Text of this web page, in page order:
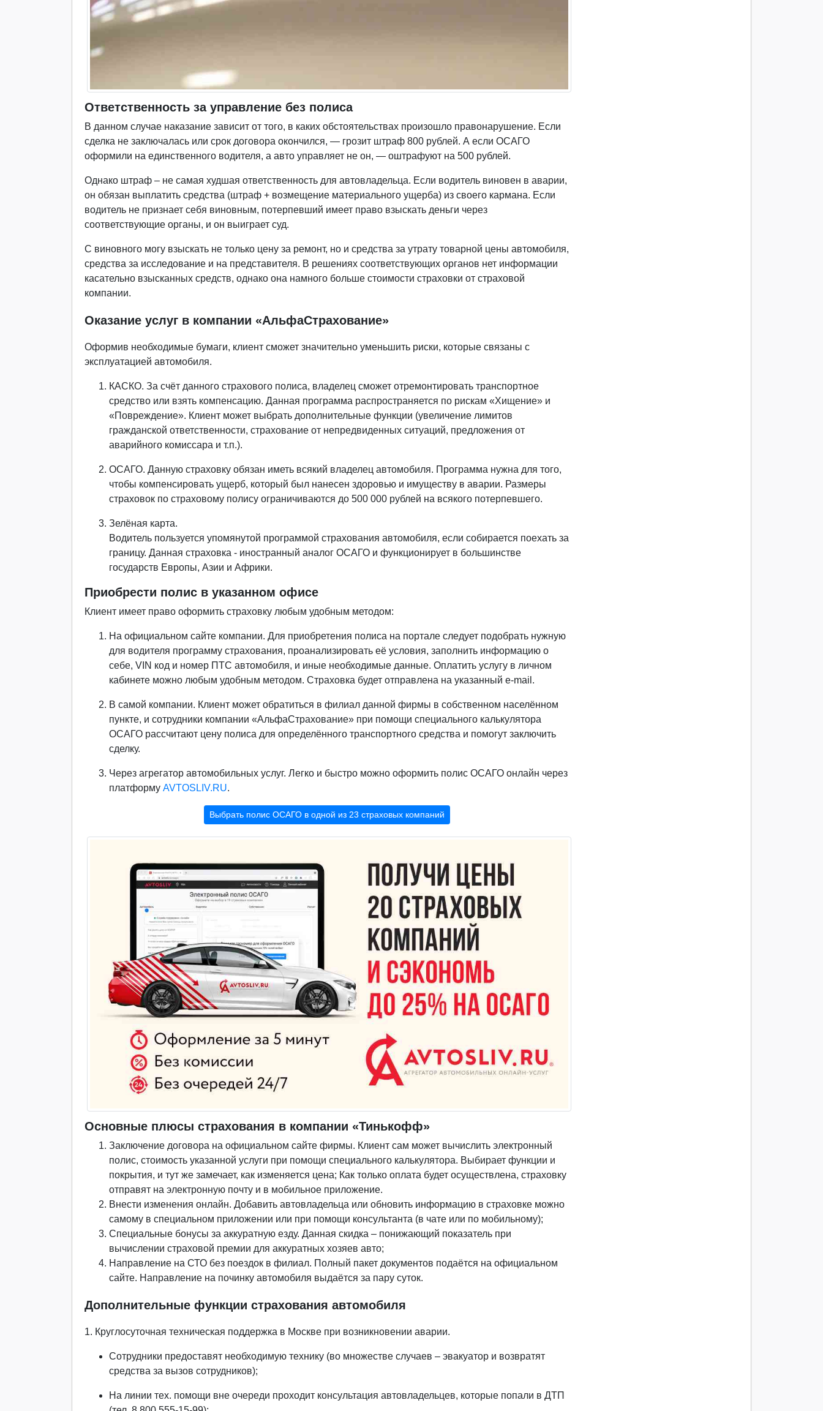
Ответственность за управление без полиса
В данном случае наказание зависит от того, в каких обстоятельствах произошло правонарушение. Если
сделка не заключалась или срок договора окончился, — грозит штраф 800 рублей. А если ОСАГО
оформили на единственного водителя, а авто управляет не он, — оштрафуют на 500 рублей.
Однако штраф – не самая худшая ответственность для автовладельца. Если водитель виновен в аварии,
он обязан выплатить средства (штраф + возмещение материального ущерба) из своего кармана. Если
водитель не признает себя виновным, потерпевший имеет право взыскать деньги через
соответствующие органы, и он выиграет суд.
С виновного могу взыскать не только цену за ремонт, но и средства за утрату товарной цены автомобиля,
средства за исследование и на представителя. В решениях соответствующих органов нет информации
касательно взысканных средств, однако она намного больше стоимости страховки от страховой
компании.
Оказание услуг в компании «АльфаСтрахование»
Оформив необходимые бумаги, клиент сможет значительно уменьшить риски, которые связаны с
эксплуатацией автомобиля.
КАСКО. За счёт данного страхового полиса, владелец сможет отремонтировать транспортное
средство или взять компенсацию. Данная программа распространяется по рискам «Хищение» и
«Повреждение». Клиент может выбрать дополнительные функции (увеличение лимитов
гражданской ответственности, страхование от непредвиденных ситуаций, предложения от
аварийного комиссара и т.п.).
ОСАГО. Данную страховку обязан иметь всякий владелец автомобиля. Программа нужна для того,
чтобы компенсировать ущерб, который был нанесен здоровью и имуществу в аварии. Размеры
страховок по страховому полису ограничиваются до 500 000 рублей на всякого потерпевшего.
Зелёная карта.
Водитель пользуется упомянутой программой страхования автомобиля, если собирается поехать за
границу. Данная страховка - иностранный аналог ОСАГО и функционирует в большинстве
государств Европы, Азии и Африки.
Приобрести полис в указанном офисе
Клиент имеет право оформить страховку любым удобным методом:
На официальном сайте компании. Для приобретения полиса на портале следует подобрать нужную
для водителя программу страхования, проанализировать её условия, заполнить информацию о
себе, VIN код и номер ПТС автомобиля, и иные необходимые данные. Оплатить услугу в личном
кабинете можно любым удобным методом. Страховка будет отправлена на указанный e-mail.
В самой компании. Клиент может обратиться в филиал данной фирмы в собственном населённом
пункте, и сотрудники компании «АльфаСтрахование» при помощи специального калькулятора
ОСАГО рассчитают цену полиса для определённого транспортного средства и помогут заключить
сделку.
Через агрегатор автомобильных услуг. Легко и быстро можно оформить полис ОСАГО онлайн через
платформу AVTOSLIV.RU.
Выбрать полис ОСАГО в одной из 23 страховых компаний
Основные плюсы страхования в компании «Тинькофф»
Заключение договора на официальном сайте фирмы. Клиент сам может вычислить электронный
полис, стоимость указанной услуги при помощи специального калькулятора. Выбирает функции и
покрытия, и тут же замечает, как изменяется цена; Как только оплата будет осуществлена, страховку
отправят на электронную почту и в мобильное приложение.
Внести изменения онлайн. Добавить автовладельца или обновить информацию в страховке можно
самому в специальном приложении или при помощи консультанта (в чате или по мобильному);
Специальные бонусы за аккуратную езду. Данная скидка – понижающий показатель при
вычислении страховой премии для аккуратных хозяев авто;
Направление на СТО без поездок в филиал. Полный пакет документов подаётся на официальном
сайте. Направление на починку автомобиля выдаётся за пару суток.
Дополнительные функции страхования автомобиля
1. Круглосуточная техническая поддержка в Москве при возникновении аварии.
Сотрудники предоставят необходимую технику (во множестве случаев – эвакуатор и возвратят
средства за вызов сотрудников);
На линии тех. помощи вне очереди проходит консультация автовладельцев, которые попали в ДТП